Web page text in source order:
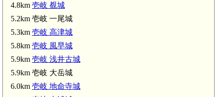
松浦久信夫婦の拝塔(安国寺)(5.1km)
興神社(5.2km)
壱岐 覩城(4.8km)
4.8km 壱岐 覩城
5.2km 壱岐 一尾城
5.3km 壱岐 高津城
5.8km 壱岐 風早城
5.9km 壱岐 浅井古城
5.9km 壱岐 大岳城
6.0km 壱岐 地命寺城